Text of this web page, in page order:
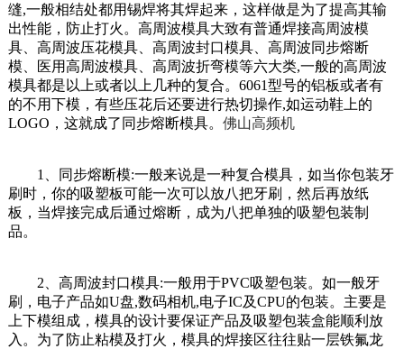
缝,一般相结处都用锡焊将其焊起来，这样做是为了提高其输
出性能，防止打火。高周波模具大致有普通焊接高周波模
具、高周波压花模具、高周波封口模具、高周波同步熔断
模、医用高周波模具、高周波折弯模等六大类,一般的高周波
模具都是以上或者以上几种的复合。6061型号的铝板或者有
的不用下模，有些压花后还要进行热切操作,如运动鞋上的
LOGO，这就成了同步熔断模具。 佛山高频机
1、同步熔断模:一般来说是一种复合模具，如当你包装牙
刷时，你的吸塑板可能一次可以放八把牙刷，然后再放纸
板，当焊接完成后通过熔断，成为八把单独的吸塑包装制
品。
2、高周波封口模具:一般用于PVC吸塑包装。如一般牙
刷，电子产品如U盘,数码相机,电子IC及CPU的包装。主要是
上下模组成，模具的设计要保证产品及吸塑包装盒能顺利放
入。为了防止粘模及打火，模具的焊接区往往贴一层铁氟龙